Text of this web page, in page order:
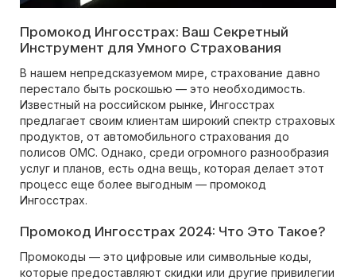
Промокод Ингосстрах: Ваш Секретный
Инструмент для Умного Страхования
В нашем непредсказуемом мире, страхование давно
перестало быть роскошью — это необходимость.
Известный на российском рынке, Ингосстрах
предлагает своим клиентам широкий спектр страховых
продуктов, от автомобильного страхования до
полисов ОМС. Однако, среди огромного разнообразия
услуг и планов, есть одна вещь, которая делает этот
процесс еще более выгодным — промокод
Ингосстрах.
Промокод Ингосстрах 2024: Что Это Такое?
Промокоды — это цифровые или символьные коды,
которые предоставляют скидки или другие привилегии